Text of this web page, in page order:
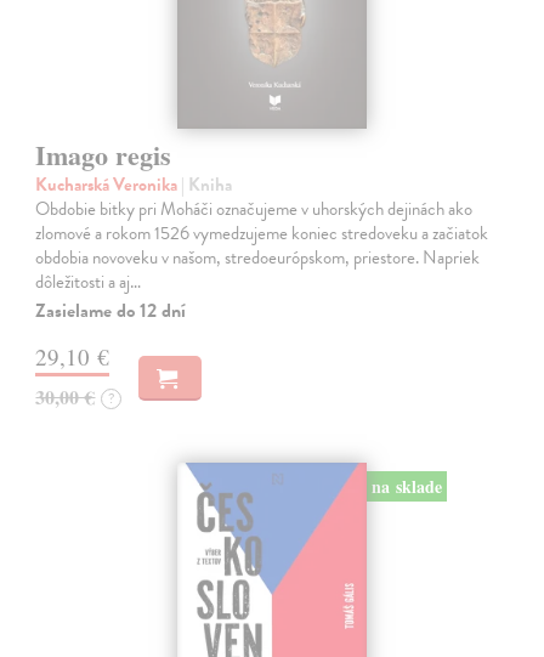
Imago regis
Kucharská Veronika| Kniha
Obdobie bitky pri Moháči označujeme v uhorských dejinách ako
zlomové a rokom 1526 vymedzujeme koniec stredoveku a začiatok
obdobia novoveku v našom, stredoeurópskom, priestore. Napriek
dôležitosti a aj…
Zasielame do 12 dní
29,10 €
30,00 € ?
na sklade